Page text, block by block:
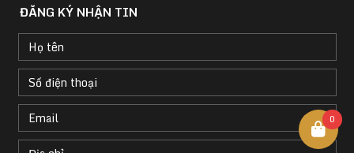
ĐĂNG KÝ NHẬN TIN
0